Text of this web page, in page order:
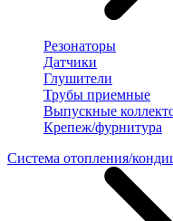
Резонаторы
Датчики
Глушители
Трубы приемные
Выпускные
Крепеж/фурнитура
Система отопления/